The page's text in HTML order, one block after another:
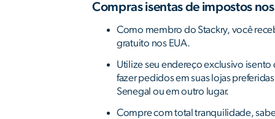
Compras isentas de impostos nos
Como membro do Stackry, você
gratuito nos EUA.
Utilize seu endereço exclusivo isento
fazer pedidos em suas lojas
Senegal ou em outro lugar.
Compre com total tranquilidade,